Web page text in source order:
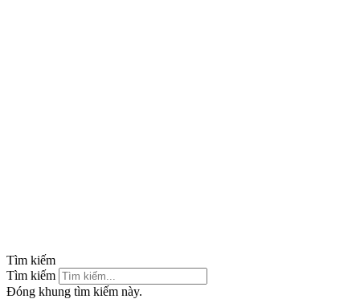
Tìm kiếm
Tìm kiếm
Đóng khung tìm kiếm này.